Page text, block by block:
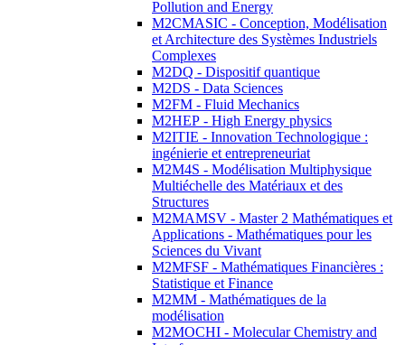
Pollution and Energy
M2CMASIC - Conception, Modélisation
et Architecture des Systèmes Industriels
Complexes
M2DQ - Dispositif quantique
M2DS - Data Sciences
M2FM - Fluid Mechanics
M2HEP - High Energy physics
M2ITIE - Innovation Technologique :
ingénierie et entrepreneuriat
M2M4S - Modélisation Multiphysique
Multiéchelle des Matériaux et des
Structures
M2MAMSV - Master 2 Mathématiques et
Applications - Mathématiques pour les
Sciences du Vivant
M2MFSF - Mathématiques Financières :
Statistique et Finance
M2MM - Mathématiques de la
modélisation
M2MOCHI - Molecular Chemistry and